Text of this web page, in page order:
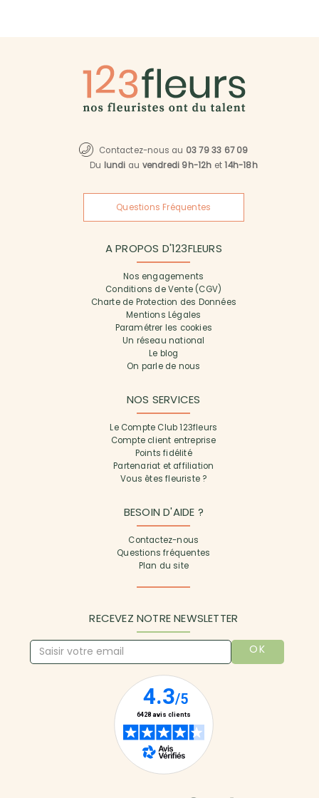
Contactez-nous au 03 79 33 67 09
Du lundi au vendredi 9h-12h et14h-18h
Questions Fréquentes
A PROPOS D'123FLEURS
Nos engagements
Conditions de Vente (CGV)
Charte de Protection des Données
Mentions Légales
Paramétrer les cookies
Un réseau national
Le blog
On parle de nous
NOS SERVICES
Le Compte Club 123fleurs
Compte client entreprise
Points fidélité
Partenariat et affiliation
Vous êtes fleuriste ?
BESOIN D'AIDE ?
Contactez-nous
Questions fréquentes
Plan du site
RECEVEZ NOTRE NEWSLETTER
OK